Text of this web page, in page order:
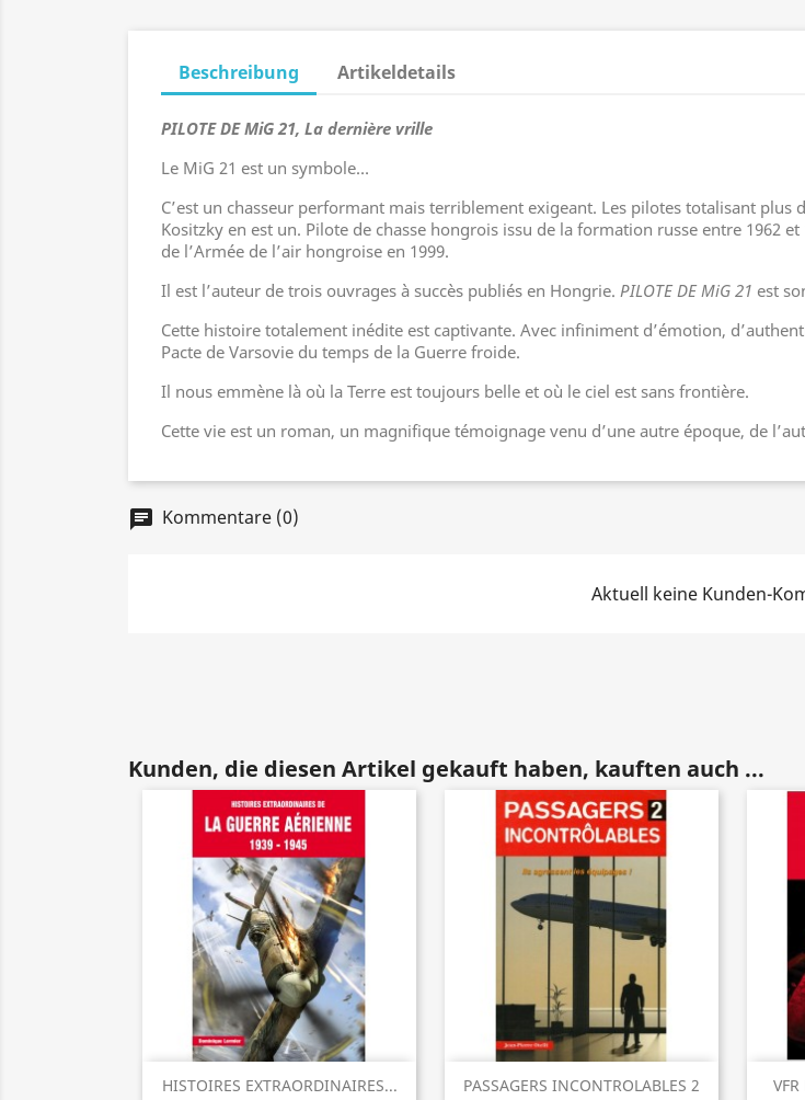
Beschreibung Artikeldetails
PILOTE DE MiG 21, La dernière vrille
Le MiG 21 est un symbole…
C’est un chasseur performant mais terriblement exigeant. Les pilotes totalisant
Kositzky en est un. Pilote de chasse hongrois issu de la formation russe entre 1962
de l’Armée de l’air hongroise en 1999.
Il est l’auteur de trois ouvrages à succès publiés en Hongrie. PILOTE DE MiG 21 est
Cette histoire totalement inédite est captivante. Avec infiniment d’émotion,
Pacte de Varsovie du temps de la Guerre froide.
Il nous emmène là où la Terre est toujours belle et où le ciel est sans frontière.
Cette vie est un roman, un magnifique témoignage venu d’une autre époque, de
chat Kommentare (0)
Aktuell keine Kunden-
Kunden, die diesen Artikel gekauft haben, kauften auch ...
HISTOIRES EXTRAORDINAIRES...
Vorschau PASSAGERS INCONTROLABLES 2
Vorschau